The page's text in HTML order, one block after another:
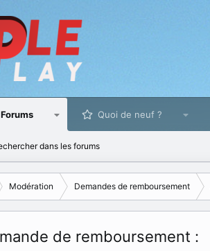
Forums Quoi de neuf ?
dans les forums
Modération Demandes de remboursement
de remboursement :